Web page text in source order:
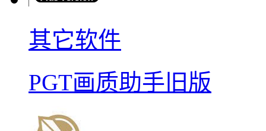
其它软件
PGT画质助手旧版